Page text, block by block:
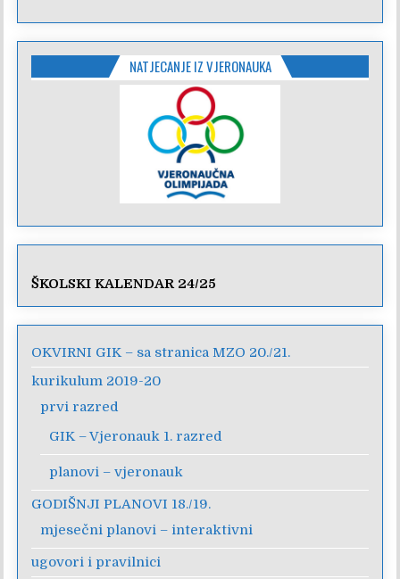
NATJECANJE IZ VJERONAUKA
ŠKOLSKI KALENDAR 24/25
OKVIRNI GIK – sa stranica MZO 20./21.
kurikulum 2019-20
prvi razred
GIK – Vjeronauk 1. razred
planovi – vjeronauk
GODIŠNJI PLANOVI 18./19.
mjesečni planovi – interaktivni
ugovori i pravilnici